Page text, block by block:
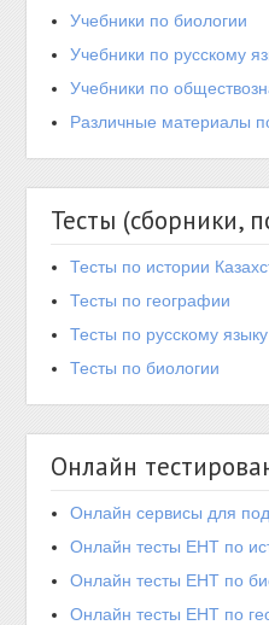
Учебники по биологии
Учебники по русскому
Учебники по
Различные материалы
Тесты (сборники,
Тесты по истории
Тесты по географии
Тесты по русскому языку
Тесты по биологии
Онлайн
Онлайн сервисы для
Онлайн тесты ЕНТ по
Онлайн тесты ЕНТ по
Онлайн тесты ЕНТ по